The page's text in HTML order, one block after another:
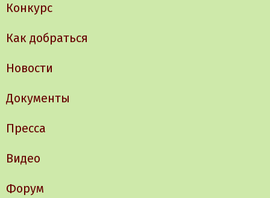
Конкурс
Как добраться
Новости
Документы
Пресса
Видео
Форум